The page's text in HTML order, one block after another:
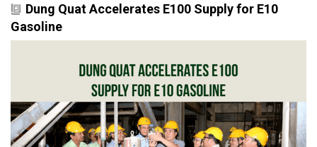
Dung Quat Accelerates E100 Supply for E10
Gasoline